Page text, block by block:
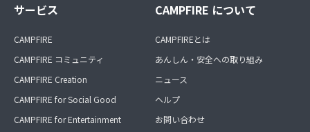
サービス
CAMPFIRE
CAMPFIRE コミュニティ
CAMPFIRE Creation
CAMPFIRE for Social Good
CAMPFIRE for Entertainment
CAMPFIRE について
CAMPFIREとは
あんしん・安全への取り組み
ニュース
ヘルプ
お問い合わせ